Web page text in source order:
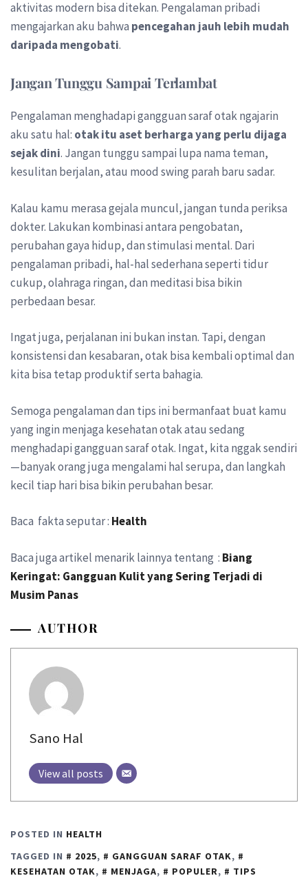
aktivitas modern bisa ditekan. Pengalaman pribadi
mengajarkan aku bahwa pencegahan jauh lebih mudah
daripada mengobati.
Jangan Tunggu Sampai Terlambat
Pengalaman menghadapi gangguan saraf otak ngajarin
aku satu hal: otak itu aset berharga yang perlu dijaga
sejak dini. Jangan tunggu sampai lupa nama teman,
kesulitan berjalan, atau mood swing parah baru sadar.
Kalau kamu merasa gejala muncul, jangan tunda periksa
dokter. Lakukan kombinasi antara pengobatan,
perubahan gaya hidup, dan stimulasi mental. Dari
pengalaman pribadi, hal-hal sederhana seperti tidur
cukup, olahraga ringan, dan meditasi bisa bikin
perbedaan besar.
Ingat juga, perjalanan ini bukan instan. Tapi, dengan
konsistensi dan kesabaran, otak bisa kembali optimal dan
kita bisa tetap produktif serta bahagia.
Semoga pengalaman dan tips ini bermanfaat buat kamu
yang ingin menjaga kesehatan otak atau sedang
menghadapi gangguan saraf otak. Ingat, kita nggak sendiri
—banyak orang juga mengalami hal serupa, dan langkah
kecil tiap hari bisa bikin perubahan besar.
Baca fakta seputar : Health
Baca juga artikel menarik lainnya tentang : Biang
Keringat: Gangguan Kulit yang Sering Terjadi di
Musim Panas
AUTHOR
Sano Hal
View all posts
POSTED IN HEALTH
TAGGED IN
2025, GANGGUAN SARAF OTAK,
KESEHATAN OTAK, MENJAGA, POPULER, TIPS